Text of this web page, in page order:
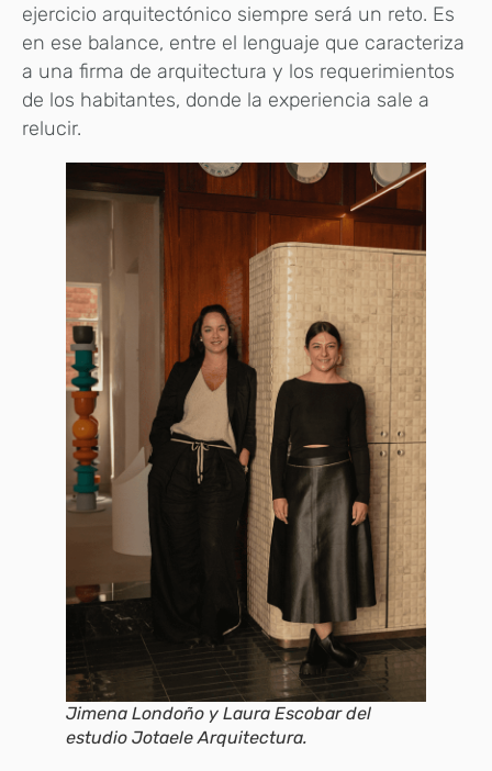
ejercicio arquitectónico siempre será un reto. Es
en ese balance, entre el lenguaje que caracteriza
a una firma de arquitectura y los requerimientos
de los habitantes, donde la experiencia sale a
relucir.
Jimena Londoño y Laura Escobar del
estudio Jotaele Arquitectura.